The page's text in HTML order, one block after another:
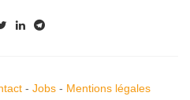
- Jobs- Mentions légales